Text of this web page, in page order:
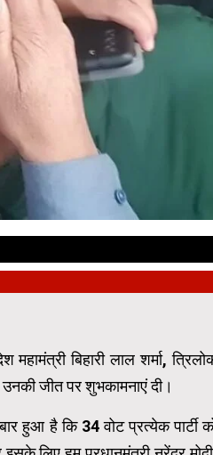
बिहारी लाल शर्मा,
जीत पर शुभकामनाएं दी।
हुआ है कि 34 वोट प्रत्येक पार्टी